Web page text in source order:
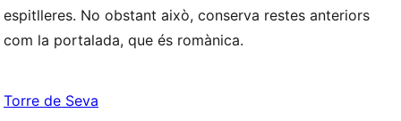
espitlleres. No obstant això, conserva restes anteriors
com la portalada, que és romànica.
Torre de Seva